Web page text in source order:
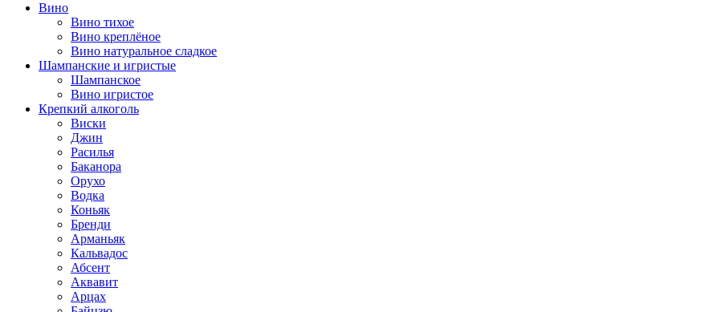
Вино
Вино тихое
Вино креплёное
Вино натуральное сладкое
Шампанские и игристые
Шампанское
Вино игристое
Крепкий алкоголь
Виски
Джин
Расилья
Баканора
Орухо
Водка
Коньяк
Бренди
Арманьяк
Кальвадос
Абсент
Аквавит
Арцах